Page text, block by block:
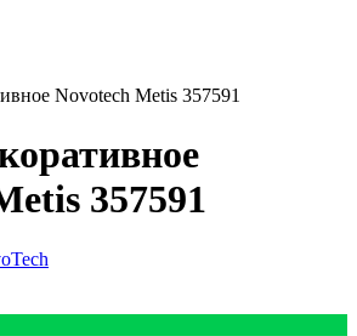
Novotech Metis 357591
357591